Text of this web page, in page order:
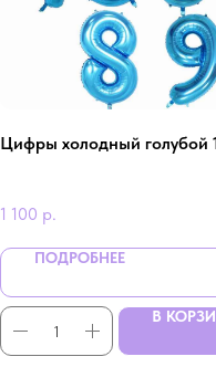
Цифры холодный голубой
1 100 р.
ПОДРОБНЕЕ
В